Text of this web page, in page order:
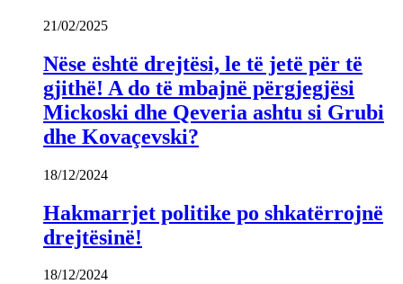
21/02/2025
Nëse është drejtësi, le të jetë për të
gjithë! A do të mbajnë përgjegjësi
Mickoski dhe Qeveria ashtu si Grubi
dhe Kovaçevski?
18/12/2024
Hakmarrjet politike po shkatërrojnë
drejtësinë!
18/12/2024